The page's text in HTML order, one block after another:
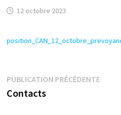
12 octobre 2023
Navigation
de
PUBLICATION PRÉCÉDENTE
Contacts